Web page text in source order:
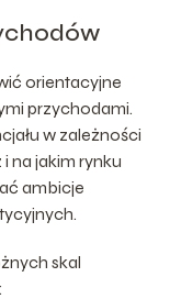
orientacyjne
przychodami.
w zależności
na jakim rynku
ambicje
skal